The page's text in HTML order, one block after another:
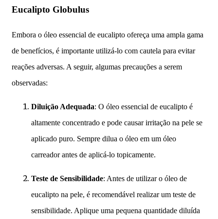
Eucalipto Globulus
Embora o óleo essencial de eucalipto ofereça uma ampla gama
de benefícios, é importante utilizá-lo com cautela para evitar
reações adversas. A seguir, algumas precauções a serem
observadas:
Diluição Adequada: O óleo essencial de eucalipto é
altamente concentrado e pode causar irritação na pele se
aplicado puro. Sempre dilua o óleo em um óleo
carreador antes de aplicá-lo topicamente.
Teste de Sensibilidade: Antes de utilizar o óleo de
eucalipto na pele, é recomendável realizar um teste de
sensibilidade. Aplique uma pequena quantidade diluída